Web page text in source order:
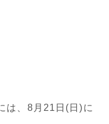
は、8月21日(日)に